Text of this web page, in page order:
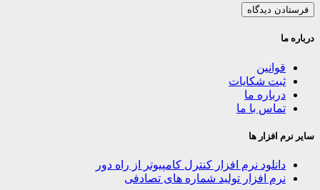
درباره ما
قوانین
ثبت شکایات
درباره ما
تماس با ما
سایر نرم افزار ها
دانلود نرم افزار کنترل کامپیوتر از راه دور
نرم افزار تولید شماره های تصادفی